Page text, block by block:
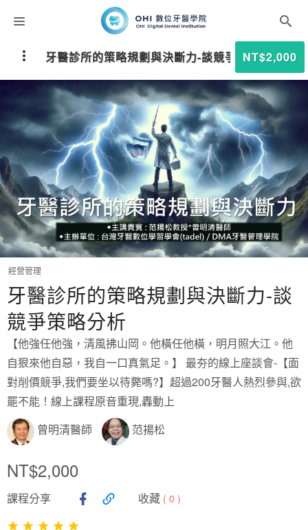
課程分類
師資團隊
聯絡我們
折扣碼
經營管理
牙醫診所的策略規劃與決斷力-談
競爭策略分析
【他強任他強，清風拂山岡。他橫任他橫，明月照大江。他
自狠來他自惡，我自一口真氣足。】 最夯的線上座談會-【面
對削價競爭,我們要坐以待斃嗎?】超過200牙醫人熱烈參與,欲
罷不能！線上課程原音重現,轟動上
曾明清醫師
范揚松
NT$2,000
課程分享 收藏 ( 0 )
牙醫診所的策略規劃與決斷力-談競爭策略分析
NT$2,000